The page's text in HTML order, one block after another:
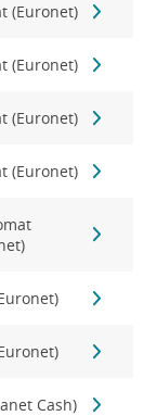
(Euronet)
(Euronet)
(Euronet)
(Euronet)
Cash)